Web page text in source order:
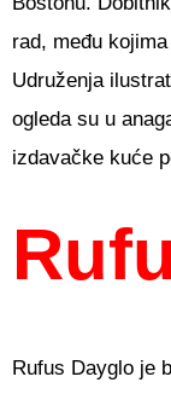
rad, među
Udruženja
ogleda su u
izdavačke kuće
Rufus Dayglo je